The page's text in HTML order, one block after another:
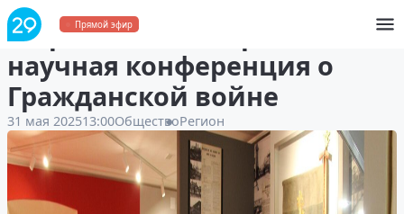
Прямой эфир
В Архангельске прошла
научная конференция о
Гражданской войне
31 мая 202513:00ОбществоРегион